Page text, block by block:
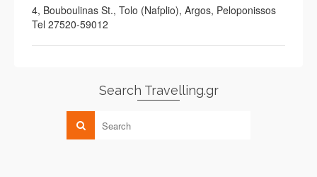
4, Bouboulinas St., Tolo (Nafplio), Argos, Peloponissos
Tel 27520-59012
Search Travelling.gr